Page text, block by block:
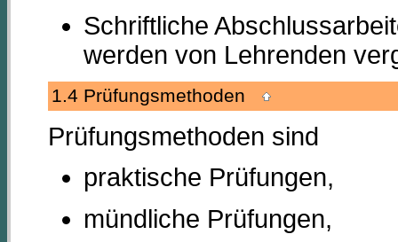
Schriftliche
werden von Lehrenden
1.4 Prüfungsmethoden
Prüfungsmethoden sind
praktische Prüfungen,
mündliche Prüfungen,